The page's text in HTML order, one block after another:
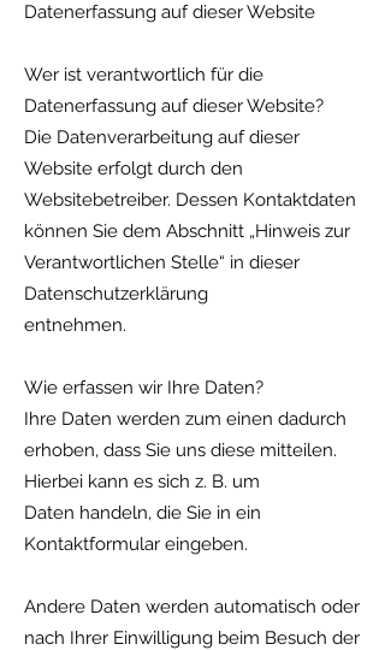
Datenerfassung auf dieser Website
Wer ist verantwortlich für die
Datenerfassung auf dieser Website?
Die Datenverarbeitung auf dieser
Website erfolgt durch den
Websitebetreiber. Dessen Kontaktdaten
können Sie dem Abschnitt „Hinweis zur
Verantwortlichen Stelle“ in dieser
Datenschutzerklärung
entnehmen.
Wie erfassen wir Ihre Daten?
Ihre Daten werden zum einen dadurch
erhoben, dass Sie uns diese mitteilen.
Hierbei kann es sich z. B. um
Daten handeln, die Sie in ein
Kontaktformular eingeben.
Andere Daten werden automatisch oder
nach Ihrer Einwilligung beim Besuch der